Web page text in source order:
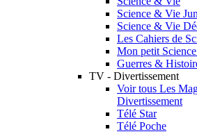
Science & Vie
Science & Vie
Les Cahiers de
Mon petit
Guerres &
TV - Divertissement
Voir tous Les
Divertissement
Télé Star
Télé Poche